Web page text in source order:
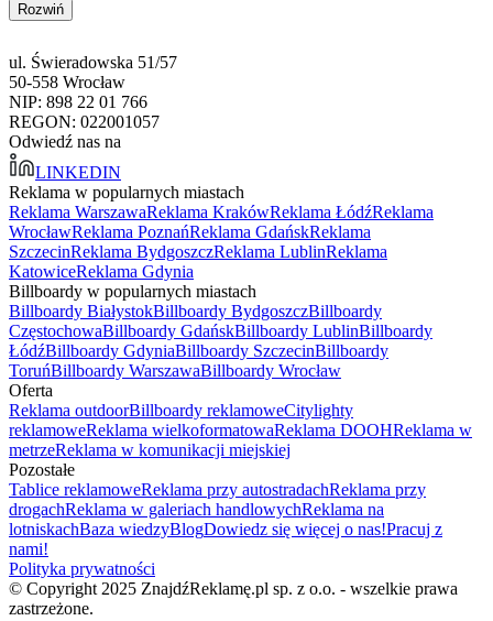
Rozwiń
ul. Świeradowska 51/57
50-558 Wrocław
NIP: 898 22 01 766
REGON: 022001057
Odwiedź nas na
LINKEDIN
Reklama w popularnych miastach
Reklama WarszawaReklama KrakówReklama ŁódźReklama
WrocławReklama PoznańReklama GdańskReklama
SzczecinReklama BydgoszczReklama LublinReklama
KatowiceReklama Gdynia
Billboardy w popularnych miastach
Billboardy BiałystokBillboardy BydgoszczBillboardy
CzęstochowaBillboardy GdańskBillboardy LublinBillboardy
ŁódźBillboardy GdyniaBillboardy SzczecinBillboardy
ToruńBillboardy WarszawaBillboardy Wrocław
Oferta
Reklama outdoorBillboardy reklamoweCitylighty
reklamoweReklama wielkoformatowaReklama DOOHReklama w
metrzeReklama w komunikacji miejskiej
Pozostałe
Tablice reklamoweReklama przy autostradachReklama przy
drogachReklama w galeriach handlowychReklama na
lotniskachBaza wiedzyBlogDowiedz się więcej o nas!Pracuj z
nami!
Polityka prywatności
© Copyright 2025 ZnajdźReklamę.pl sp. z o.o. - wszelkie prawa
zastrzeżone.